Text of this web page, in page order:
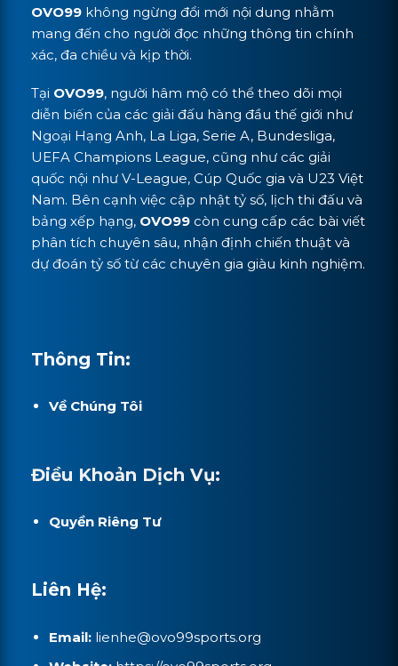
OVO99 không ngừng đổi mới nội dung nhằm
mang đến cho người đọc những thông tin chính
xác, đa chiều và kịp thời.
Tại OVO99, người hâm mộ có thể theo dõi mọi
diễn biến của các giải đấu hàng đầu thế giới như
Ngoại Hạng Anh, La Liga, Serie A, Bundesliga,
UEFA Champions League, cũng như các giải
quốc nội như V-League, Cúp Quốc gia và U23 Việt
Nam. Bên cạnh việc cập nhật tỷ số, lịch thi đấu và
bảng xếp hạng, OVO99 còn cung cấp các bài viết
phân tích chuyên sâu, nhận định chiến thuật và
dự đoán tỷ số từ các chuyên gia giàu kinh nghiệm.
Thông Tin:
Về Chúng Tôi
Điều Khoản Dịch Vụ:
Quyền Riêng Tư
Liên Hệ:
Email: lienhe@ovo99sports.org